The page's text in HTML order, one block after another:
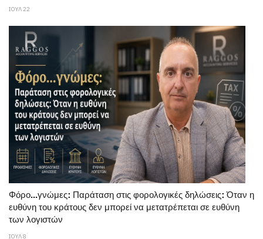
ΙΟΥΛ 22
Φόρο...γνώμες: Παράταση στις φορολογικές δηλώσεις: Όταν η
ευθύνη του κράτους δεν μπορεί να μετατρέπεται σε ευθύνη
των λογιστών
ΙΟΥΛ 8